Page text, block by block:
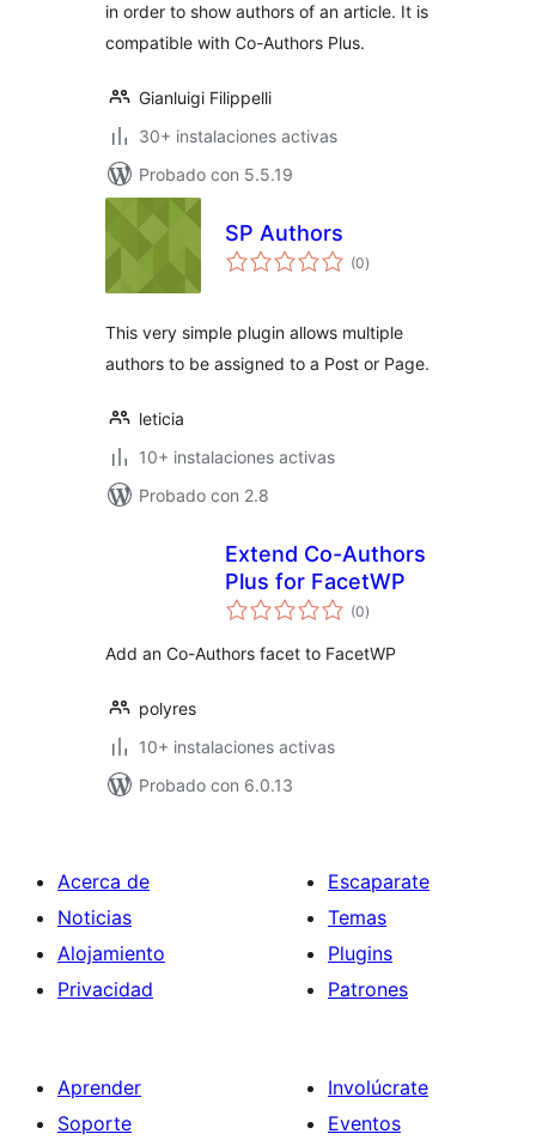
in order to show authors of an article. It is
compatible with Co-Authors Plus.
Gianluigi Filippelli
30+ instalaciones activas
Probado con 5.5.19
SP Authors
(0total
de
)
This very simple plugin allows multiple
authors to be assigned to a Post or Page.
leticia
10+ instalaciones activas
Probado con 2.8
Extend Co-Authors
Plus for FacetWP
(0total
de
)
Add an Co-Authors facet to FacetWP
polyres
10+ instalaciones activas
Probado con 6.0.13
Acerca de
Noticias
Alojamiento
Privacidad
Escaparate
Temas
Plugins
Patrones
Aprender
Soporte
Involúcrate
Eventos